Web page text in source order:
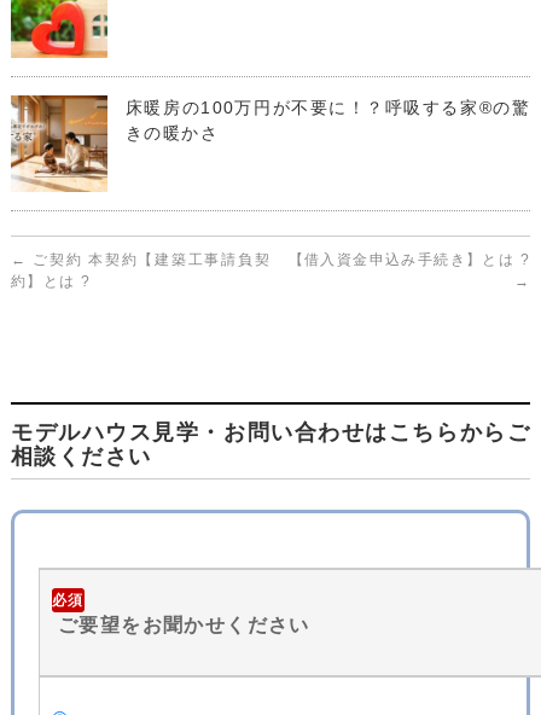
床暖房の100万円が不要に！？呼吸する家®の驚
きの暖かさ
←
ご契約 本契約【建築工事請負契
約】とは ?
【借入資金申込み手続き】とは ?
→
モデルハウス見学・お問い合わせはこちらからご
相談ください
必須
ご要望をお聞かせください